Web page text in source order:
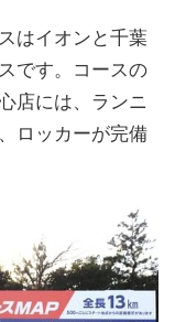
はイオンと千葉
です。コースの
店には、ランニ
ロッカーが完備